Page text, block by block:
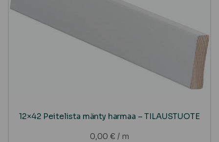
12×42 Peitelista mänty harmaa – TILAUSTUOTE
0,00 € / m